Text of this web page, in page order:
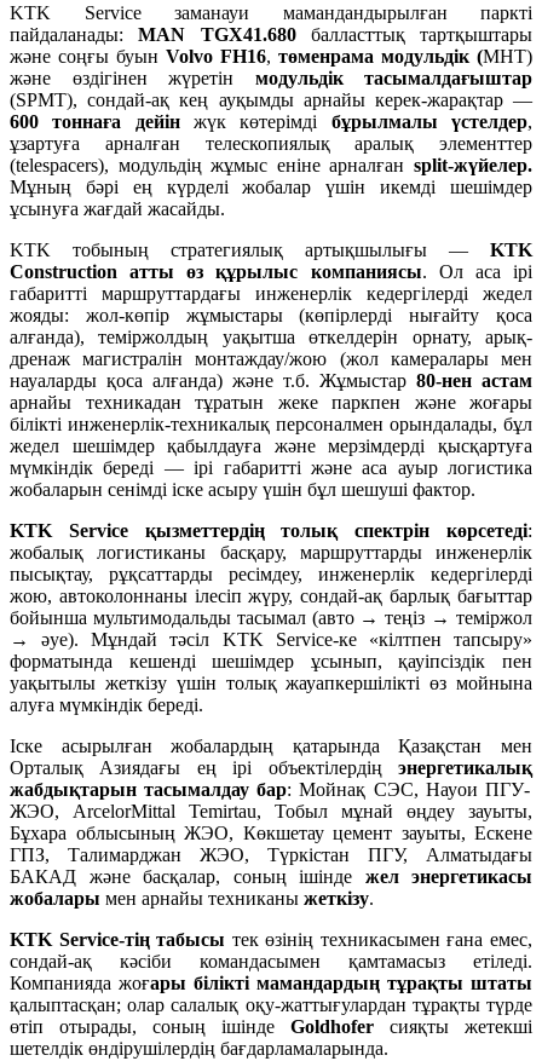
KTK Service заманауи мамандандырылған паркті
пайдаланады:MAN TGX41.680балласттық тартқыштары
және соңғы буын Volvo FH16, төменрама модульдік (MHT)
және өздігінен жүретін модульдіктасымалдағыштар
(SPMT), сондай-ақ кең ауқымды арнайы керек-жарақтар —
600тоннаға дейінжүк көтерімді бұрылмалы үстелдер,
ұзартуға арналған телескопиялық аралық элементтер
(telespacers), модульдің жұмыс еніне арналған split-жүйелер.
Мұның бәрі ең күрделі жобалар үшін икемді шешімдер
ұсынуға жағдай жасайды.
KTK тобының стратегиялық артықшылығы — KTK
Constructionатты өз құрылыс компаниясы. Ол аса ірі
габаритті маршруттардағы инженерлік кедергілерді жедел
жояды: жол-көпір жұмыстары (көпірлерді нығайту қоса
алғанда), теміржолдың уақытша өткелдерін орнату, арық-
дренаж магистралін монтаждау/жою (жол камералары мен
науаларды қоса алғанда) және т.б. Жұмыстар 80-нен астам
арнайы техникадан тұратын жеке паркпен және жоғары
білікті инженерлік-техникалық персоналмен орындалады, бұл
жедел шешімдер қабылдауға және мерзімдерді қысқартуға
мүмкіндік береді — ірі габаритті және аса ауыр логистика
жобаларын сенімді іске асыру үшін бұл шешуші фактор.
KTK Service қызметтердіңтолық спектрін көрсетеді:
жобалық логистиканы басқару, маршруттарды инженерлік
пысықтау, рұқсаттарды ресімдеу, инженерлік кедергілерді
жою, автоколоннаны ілесіп жүру, сондай-ақ барлық бағыттар
бойынша мультимодальды тасымал (авто → теңіз → теміржол
→ әуе). Мұндай тәсіл KTK Service-ке «кілтпен тапсыру»
форматында кешенді шешімдер ұсынып, қауіпсіздік пен
уақытылы жеткізу үшін толық жауапкершілікті өз мойнына
алуға мүмкіндік береді.
Іске асырылған жобалардың қатарында Қазақстан мен
Орталық Азиядағы ең ірі объектілердің энергетикалық
жабдықтарын тасымалдау бар: Мойнақ СЭС, Науои ПГУ-
ЖЭО, ArcelorMittal Temirtau, Тобыл мұнай өңдеу зауыты,
Бұхара облысының ЖЭО, Көкшетау цемент зауыты, Ескене
ГПЗ, Талимарджан ЖЭО, Түркістан ПГУ, Алматыдағы
БАКАД және басқалар, соның ішінде желэнергетикасы
жобалары мен арнайы техниканы жеткізу.
KTK Service-тіңтабысы тек өзінің техникасымен ғана емес,
сондай-ақ кәсіби командасымен қамтамасыз етіледі.
Компанияда жоғары білікті мамандардың тұрақты штаты
қалыптасқан; олар салалық оқу-жаттығулардан тұрақты түрде
өтіп отырады, соның ішінде Goldhofer сияқты жетекші
шетелдік өндірушілердің бағдарламаларында.